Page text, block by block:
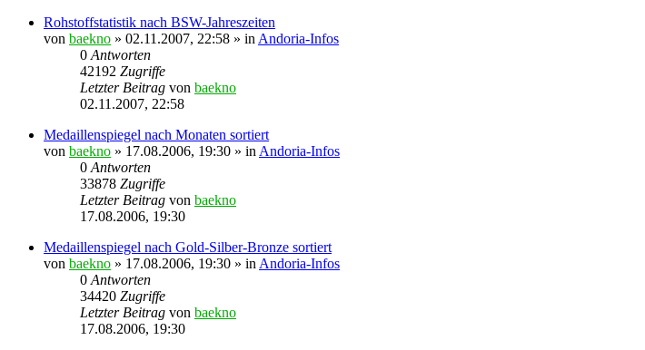
Rohstoffstatistik nach BSW-Jahreszeiten
von baekno » 02.11.2007, 22:58 » in Andoria-Infos
0 Antworten
42192 Zugriffe
Letzter Beitrag von baekno
02.11.2007, 22:58
Medaillenspiegel nach Monaten sortiert
von baekno » 17.08.2006, 19:30 » in Andoria-Infos
0 Antworten
33878 Zugriffe
Letzter Beitrag von baekno
17.08.2006, 19:30
Medaillenspiegel nach Gold-Silber-Bronze sortiert
von baekno » 17.08.2006, 19:30 » in Andoria-Infos
0 Antworten
34420 Zugriffe
Letzter Beitrag von baekno
17.08.2006, 19:30